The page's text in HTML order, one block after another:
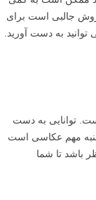
جالبی است برای
به دست آورید.
توانایی به دست
جنبه مهم عکاسی است
باشد تا شما